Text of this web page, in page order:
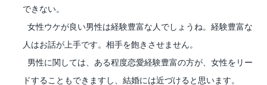
できない。
女性ウケが良い男性は経験豊富な人でしょうね。経験豊富な
人はお話が上手です。相手を飽きさせません。
男性に関しては、ある程度恋愛経験豊富の方が、女性をリー
ドすることもできますし、結婚には近づけると思います。